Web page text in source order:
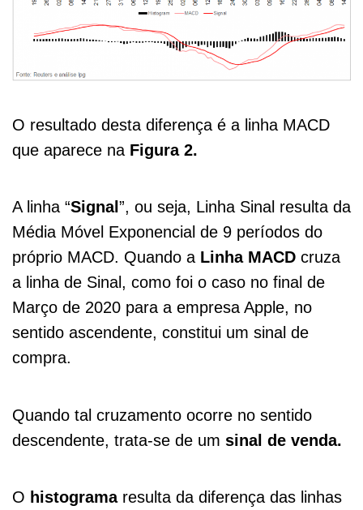
O resultado desta diferença é a linha MACD
que aparece na Figura 2.
A linha “Signal ”, ou seja, Linha Sinal resulta da
Média Móvel Exponencial de 9 períodos do
próprio MACD. Quando a Linha MACD cruza
a linha de Sinal, como foi o caso no final de
Março de 2020 para a empresa Apple, no
sentido ascendente, constitui um sinal de
compra.
Quando tal cruzamento ocorre no sentido
descendente, trata-se de um sinal de venda.
O histogramaresulta da diferença das linhas